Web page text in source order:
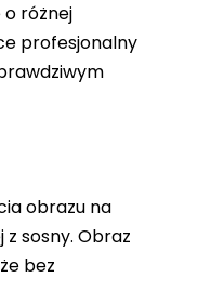
różnej
profesjonalny
obrazu na
sosny. Obraz
bez